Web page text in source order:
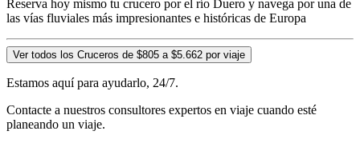
Reserva hoy mismo tu crucero por el río Duero y navega por una de
las vías fluviales más impresionantes e históricas de Europa
Ver todos los Cruceros de $805 a $5.662 por viaje
Estamos aquí para ayudarlo, 24/7.
Contacte a nuestros consultores expertos en viaje cuando esté
planeando un viaje.